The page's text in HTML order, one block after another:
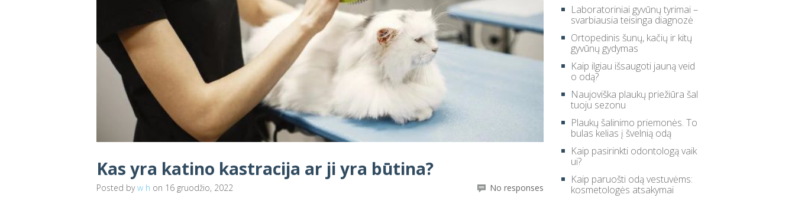
Kas yra katino kastracija ar ji yra būtina?
Posted byw h on 16 gruodžio, 2022 No responses
Laboratoriniai gyvūnų tyrimai –
svarbiausia teisinga diagnozė
Ortopedinis šunų, kačių ir kitų
gyvūnų gydymas
Kaip ilgiau išsaugoti jauną veid
o odą?
Naujoviška plaukų priežiūra šal
tuoju sezonu
Plaukų šalinimo priemonės. To
bulas kelias į švelnią odą
Kaip pasirinkti odontologą vaik
ui?
Kaip paruošti odą vestuvėms:
kosmetologės atsakymai